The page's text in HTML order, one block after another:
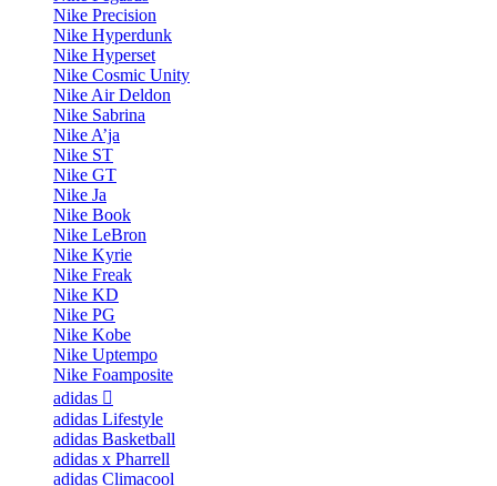
Nike Precision
Nike Hyperdunk
Nike Hyperset
Nike Cosmic Unity
Nike Air Deldon
Nike Sabrina
Nike A’ja
Nike ST
Nike GT
Nike Ja
Nike Book
Nike LeBron
Nike Kyrie
Nike Freak
Nike KD
Nike PG
Nike Kobe
Nike Uptempo
Nike Foamposite
adidas
adidas Lifestyle
adidas Basketball
adidas x Pharrell
adidas Climacool